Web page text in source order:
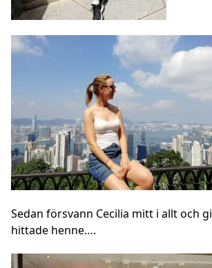
Sedan försvann Cecilia mitt i allt och
hittade henne….